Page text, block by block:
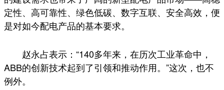
定性、高可靠性、绿色低碳、数字互联、安全高效，便
是对如今配电产品的基本要求。
赵永占表示：“140多年来，在历次工业革命中，
ABB的创新技术起到了引领和推动作用。”这次，也不
例外。